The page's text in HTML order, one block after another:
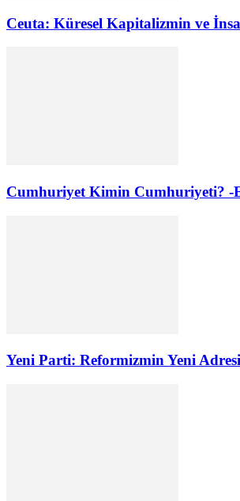
Ceuta: Küresel Kapitalizmin ve
Cumhuriyet Kimin Cumhuriyeti? -
Yeni Parti: Reformizmin Yeni